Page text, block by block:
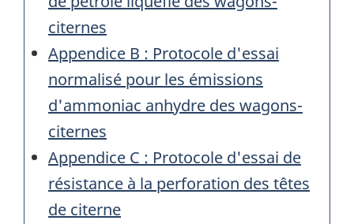
citernes
Appendice B : Protocole d'essai
normalisé pour les émissions
d'ammoniac anhydre des wagons-
citernes
Appendice C : Protocole d'essai de
résistance à la perforation des têtes
de citerne